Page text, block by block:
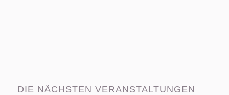
DIE NÄCHSTEN VERANSTALTUNGEN